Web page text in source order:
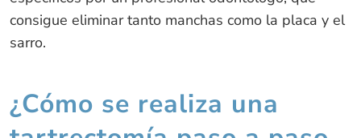
consigue eliminar tanto manchas como la placa y el
sarro.
¿Cómo se realiza una